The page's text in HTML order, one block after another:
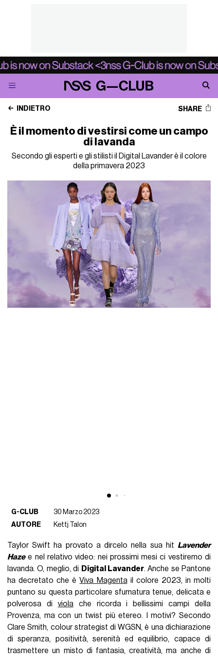
INDIETRO SHARE
È il momento di vestirsi come un campo
di lavanda
Secondo gli esperti e gli stilisti il Digital Lavander è il colore
della primavera 2023
G-CLUB
30 Marzo 2023
AUTORE
Kettj Talon
Taylor Swift ha provato a dircelo nella sua hit Lavender
Hazee nel relativo video: nei prossimi mesi ci vestiremo di
lavanda. O, meglio, di Digital Lavander. Anche se Pantone
ha decretato che èViva Magentail colore 2023, in molti
puntano su questa particolare sfumatura tenue, delicata e
polverosa di violache ricorda i bellissimi campi della
Provenza, ma con un twist più etereo. I motivi? Secondo
Clare Smith, colour strategist di WGSN, è una dichiarazione
di speranza, positività, serenità ed equilibrio, capace di
trasmettere un misto di fantasia, creatività, ma anche di